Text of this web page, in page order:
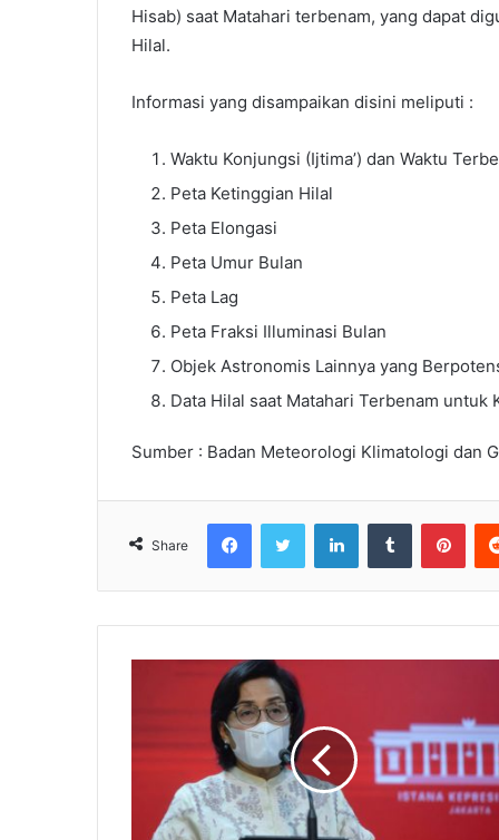
Hisab) saat Matahari terbenam, yang dapat
Hilal.
Informasi yang disampaikan disini meliputi :
Waktu Konjungsi (Ijtima’) dan Waktu
Peta Ketinggian Hilal
Peta Elongasi
Peta Umur Bulan
Peta Lag
Peta Fraksi Illuminasi Bulan
Objek Astronomis Lainnya yang
Data Hilal saat Matahari Terbenam untuk
Sumber : Badan Meteorologi Klimatologi dan
Share